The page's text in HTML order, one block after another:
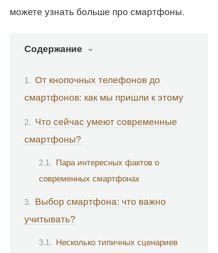
можете узнать больше про смартфоны.
Содержание
От кнопочных телефонов до
смартфонов: как мы пришли к этому
Что сейчас умеют современные
смартфоны?
Пара интересных фактов о
современных смартфонах
Выбор смартфона: что важно
учитывать?
Несколько типичных сценариев